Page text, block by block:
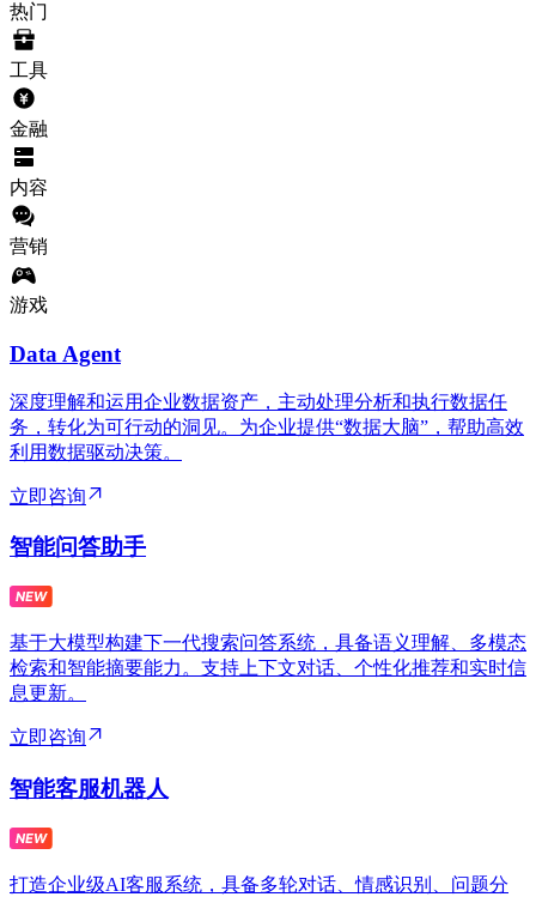
热门
工具
金融
内容
营销
游戏
Data Agent
深度理解和运用企业数据资产，主动处理分析和执行数据任
务，转化为可行动的洞见。为企业提供“数据大脑”，帮助高效
利用数据驱动决策。
立即咨询
智能问答助手
基于大模型构建下一代搜索问答系统，具备语义理解、多模态
检索和智能摘要能力。支持上下文对话、个性化推荐和实时信
息更新。
立即咨询
智能客服机器人
打造企业级AI客服系统，具备多轮对话、情感识别、问题分